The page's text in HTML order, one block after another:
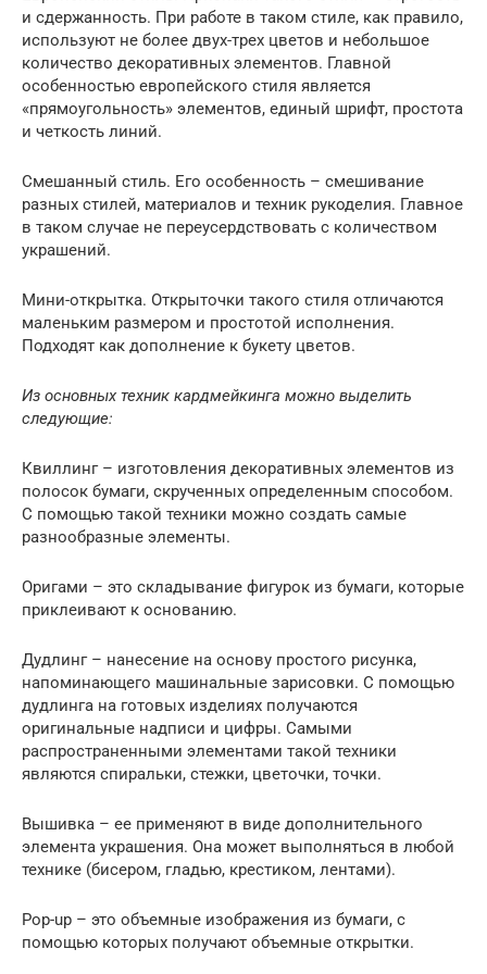
и сдержанность. При работе в таком стиле, как правило,
используют не более двух-трех цветов и небольшое
количество декоративных элементов. Главной
особенностью европейского стиля является
«прямоугольность» элементов, единый шрифт, простота
и четкость линий.
Смешанный стиль. Его особенность – смешивание
разных стилей, материалов и техник рукоделия. Главное
в таком случае не переусердствовать с количеством
украшений.
Мини-открытка. Открыточки такого стиля отличаются
маленьким размером и простотой исполнения.
Подходят как дополнение к букету цветов.
Из основных техник кардмейкинга можно выделить
следующие:
Квиллинг – изготовления декоративных элементов из
полосок бумаги, скрученных определенным способом.
С помощью такой техники можно создать самые
разнообразные элементы.
Оригами – это складывание фигурок из бумаги, которые
приклеивают к основанию.
Дудлинг – нанесение на основу простого рисунка,
напоминающего машинальные зарисовки. С помощью
дудлинга на готовых изделиях получаются
оригинальные надписи и цифры. Самыми
распространенными элементами такой техники
являются спиральки, стежки, цветочки, точки.
Вышивка – ее применяют в виде дополнительного
элемента украшения. Она может выполняться в любой
технике (бисером, гладью, крестиком, лентами).
Рop-up – это объемные изображения из бумаги, с
помощью которых получают объемные открытки.